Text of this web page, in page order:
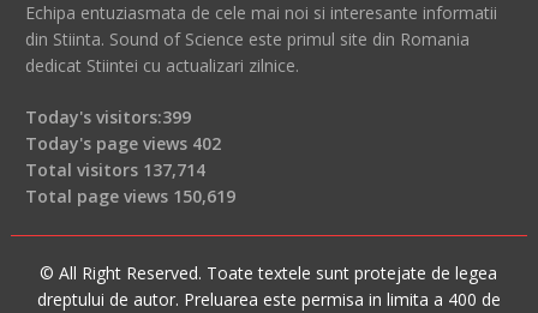
Echipa entuziasmata de cele mai noi si interesante informatii
din Stiinta. Sound of Science este primul site din Romania
dedicat Stiintei cu actualizari zilnice.
Today's visitors:399
Today's page views 402
Total visitors 137,714
Total page views 150,619
© All Right Reserved. Toate textele sunt protejate de legea
dreptului de autor. Preluarea este permisa in limita a 400 de